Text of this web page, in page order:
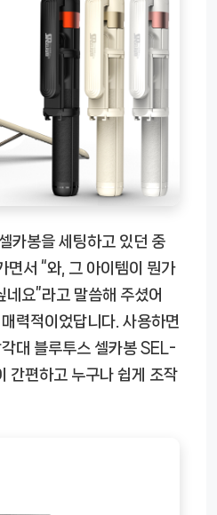
카봉을 세팅하고 있던 중
면서 “와, 그 아이템이 뭔가
요”라고 말씀해 주셨어
력적이었답니다. 사용하면
대 블루투스 셀카봉 SEL-
편하고 누구나 쉽게 조작